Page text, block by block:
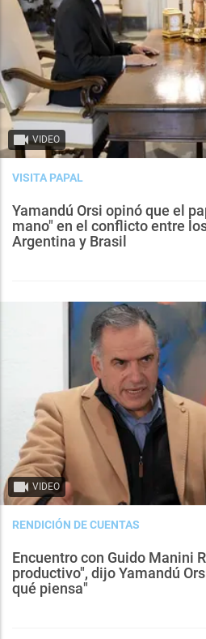
VIDEO
VISITA PAPAL
Yamandú Orsi opinó que el
mano" en el conflicto entre
Argentina y Brasil
VIDEO
RENDICIÓN DE CUENTAS
Encuentro con Guido Manini
productivo", dijo Yamandú
qué piensa"